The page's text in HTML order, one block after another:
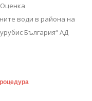
води в района на
България“ АД